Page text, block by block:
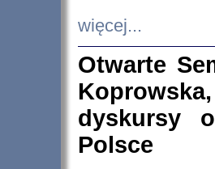
więcej...
Otwarte
dyskursy
Polsce